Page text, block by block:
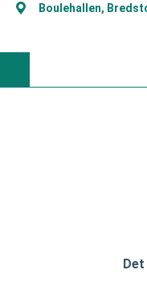
Boulehallen,